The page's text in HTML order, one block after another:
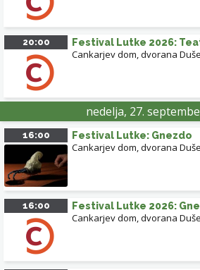
20:00 Festival Lutke 2026:
Cankarjev dom, dvorana
nedelja, 27.
16:00 Festival Lutke: Gnezdo
Cankarjev dom, dvorana
16:00 Festival Lutke 2026:
Cankarjev dom, dvorana